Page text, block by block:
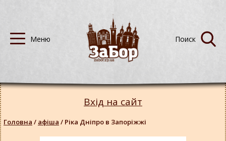
Вхід на сайт
Головна / афіша / Ріка Дніпро в Запоріжжі